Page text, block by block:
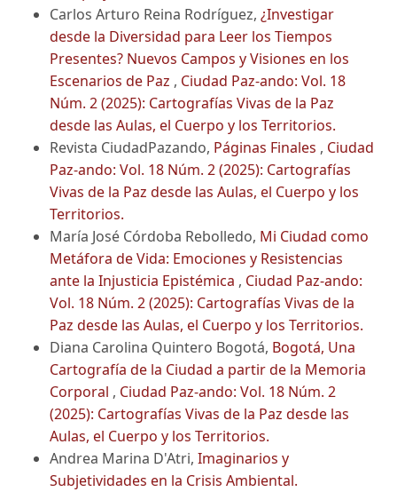
Carlos Arturo Reina Rodríguez, ¿Investigar
desde la Diversidad para Leer los Tiempos
Presentes? Nuevos Campos y Visiones en los
Escenarios de Paz , Ciudad Paz-ando: Vol. 18
Núm. 2 (2025): Cartografías Vivas de la Paz
desde las Aulas, el Cuerpo y los Territorios.
Revista CiudadPazando, Páginas Finales , Ciudad
Paz-ando: Vol. 18 Núm. 2 (2025): Cartografías
Vivas de la Paz desde las Aulas, el Cuerpo y los
Territorios.
María José Córdoba Rebolledo, Mi Ciudad como
Metáfora de Vida: Emociones y Resistencias
ante la Injusticia Epistémica , Ciudad Paz-ando:
Vol. 18 Núm. 2 (2025): Cartografías Vivas de la
Paz desde las Aulas, el Cuerpo y los Territorios.
Diana Carolina Quintero Bogotá, Bogotá, Una
Cartografía de la Ciudad a partir de la Memoria
Corporal , Ciudad Paz-ando: Vol. 18 Núm. 2
(2025): Cartografías Vivas de la Paz desde las
Aulas, el Cuerpo y los Territorios.
Andrea Marina D'Atri, Imaginarios y
Subjetividades en la Crisis Ambiental.